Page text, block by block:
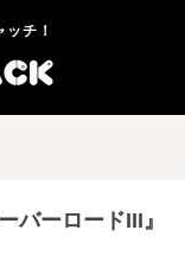
チ！
バーロードIII』